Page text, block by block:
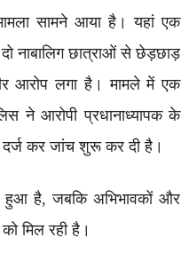
सामने आया है। यहां एक
नाबालिग छात्राओं से छेड़छाड़
आरोप लगा है। मामले में एक
ने आरोपी प्रधानाध्यापक के
कर जांच शुरू कर दी है।
हुआ है, जबकि अभिभावकों और
मिल रही है।